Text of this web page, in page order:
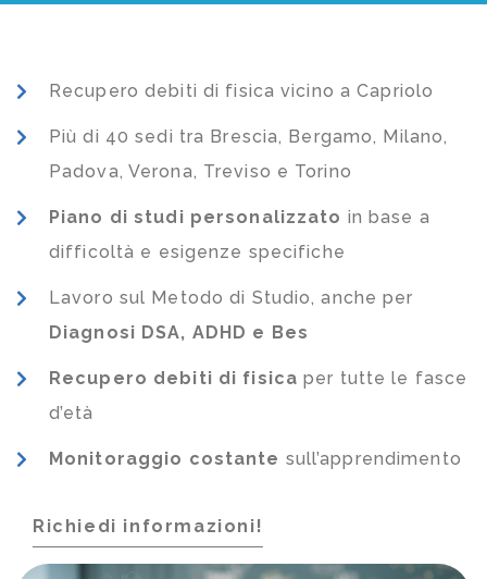
Recupero debiti di fisica vicino a Capriolo
Più di 40 sedi tra Brescia, Bergamo, Milano,
Padova, Verona, Treviso e Torino
Piano di studi personalizzato in base a
difficoltà e esigenze specifiche
Lavoro sul Metodo di Studio, anche per
Diagnosi DSA, ADHD e Bes
Recupero debiti di fisica per tutte le fasce
d’età
Monitoraggio costante sull’apprendimento
Richiedi informazioni!